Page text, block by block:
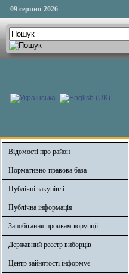
09 серпня 2026
Відомості про район
Нормативно-правова база
Публічні закупівлі
Публічна інформація
Запобігання проявам корупції
Державний реєстр виборців
Центр зайнятості інформує